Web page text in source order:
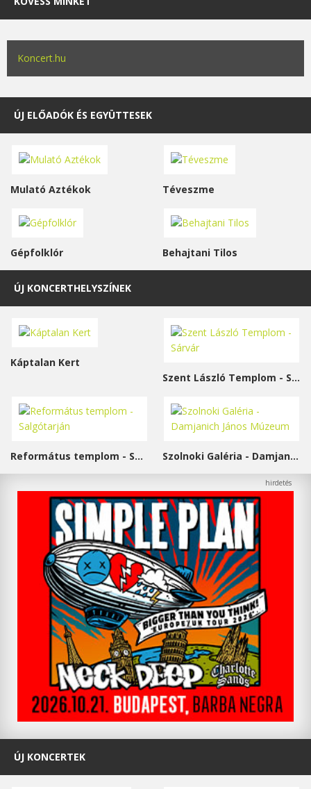
Koncert.hu
ÚJ ELŐADÓK ÉS EGYÜTTESEK
Mulató Aztékok Téveszme
Gépfolklór Behajtani Tilos
ÚJ KONCERTHELYSZÍNEK
Káptalan Kert
Szent László Templom - Sárvár
Református templom - Salgótarján Szolnoki Galéria - Damjanich János Múzeum
ÚJ KONCERTEK